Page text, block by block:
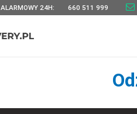
ALARMOWY 24H: 660 511 999